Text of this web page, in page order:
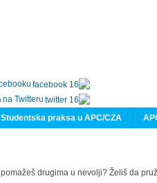
na Twitteru
Studentska praksa u APC/CZA
drugima u nevolji? Želiš da